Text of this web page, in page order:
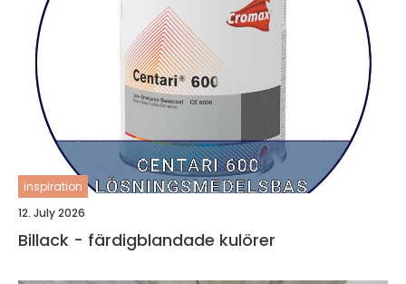
inspiration
12. July 2026
Billack - färdigblandade kulörer